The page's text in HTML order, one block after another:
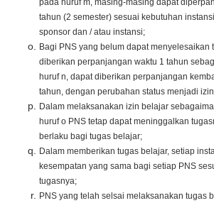
pada huruf m, masing-masing dapat
tahun (2 semester) sesuai kebutuhan
sponsor dan / atau instansi;
Bagi PNS yang belum dapat menyelesaikan
diberikan perpanjangan waktu 1 tahun
huruf n, dapat diberikan perpanjangan
tahun, dengan perubahan status menjadi
Dalam melaksanakan izin belajar
huruf o PNS tetap dapat meninggalkan
berlaku bagi tugas belajar;
Dalam memberikan tugas belajar, setiap
kesempatan yang sama bagi setiap PNS
tugasnya;
PNS yang telah selsai melaksanakan tugas